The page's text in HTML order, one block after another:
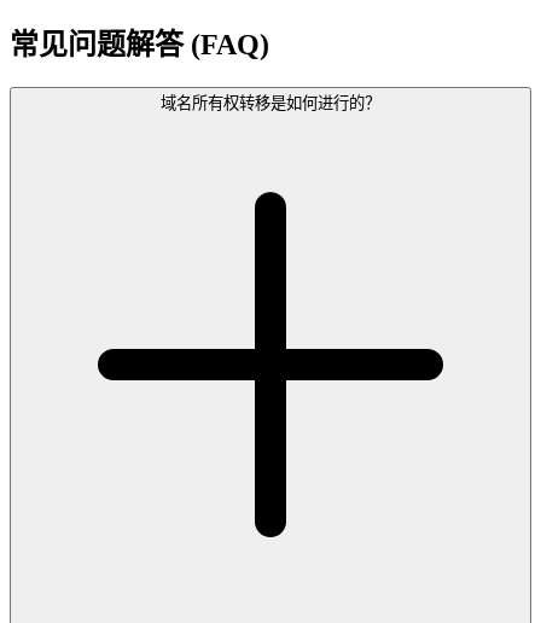
常见问题解答 (FAQ)
域名所有权转移是如何进行的？